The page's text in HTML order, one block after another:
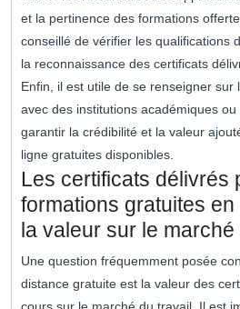
et la pertinence des formations
conseillé de vérifier les qualifications
la reconnaissance des certificats
Enfin, il est utile de se renseigner
avec des institutions académiques
garantir la crédibilité et la valeur
ligne gratuites disponibles.
Les certificats délivrés
formations gratuites
la valeur sur le
Une question fréquemment posée
distance gratuite est la valeur des